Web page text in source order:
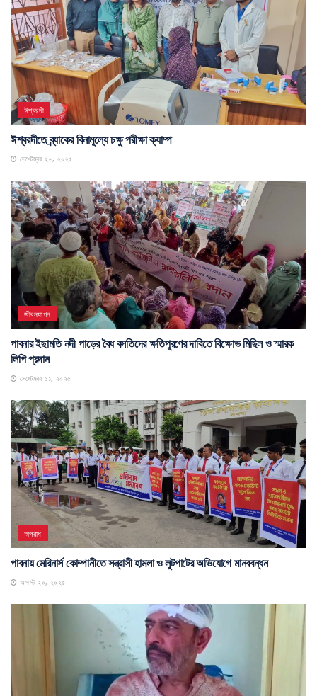
ঈশ্বরদী
ঈশ্বরদীতে ব্র্যাকের বিনামূল্যে চক্ষু পরীক্ষা ক্যাম্প
সেপ্টেম্বর ২৬, ২০২৫
জীবনযাপন
পাবনার ইছামতি নদী পাড়ের বৈধ বসতিদের ক্ষতিপূরণের দাবিতে বিক্ষোভ মিছিল ও স্মারক
লিপি প্রদান
সেপ্টেম্বর ১১, ২০২৫
অপরাধ
পাবনায় মেরিনার্স কোম্পানীতে সন্ত্রাসী হামলা ও লুটপাটের অভিযোগে মানববন্ধন
আগস্ট ২০, ২০২৫